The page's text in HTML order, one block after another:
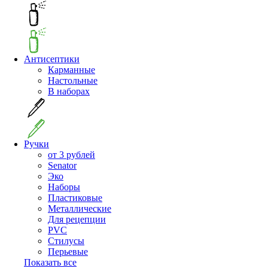
Антисептики
Карманные
Настольные
В наборах
Ручки
от 3 рублей
Senator
Эко
Наборы
Пластиковые
Металлические
Для рецепции
PVC
Стилусы
Перьевые
Показать все